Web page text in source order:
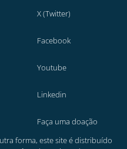
X (Twitter)
Facebook
Youtube
Linkedin
Faça uma doação
forma, este site é distribuído